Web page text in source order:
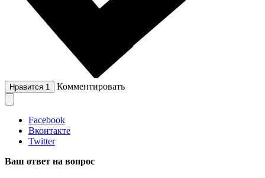
Нравится 1 Комментировать
Facebook
Вконтакте
Twitter
Ваш ответ на вопрос